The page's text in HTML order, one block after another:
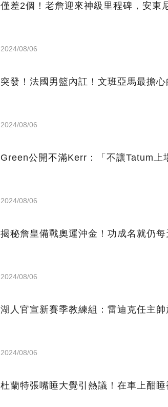
僅差2個！老詹迎來神級里程碑，安東
2024/08/06
突發！法國男籃內訌！文班亞馬最擔心
2024/08/06
Green公開不滿Kerr：「不讓Tatum上
2024/08/06
揭秘詹皇備戰奧運沖金！功成名就仍
2024/08/06
湖人官宣新賽季教練組：雷迪克任主
2024/08/06
杜蘭特張嘴睡大覺引熱議！在車上酣